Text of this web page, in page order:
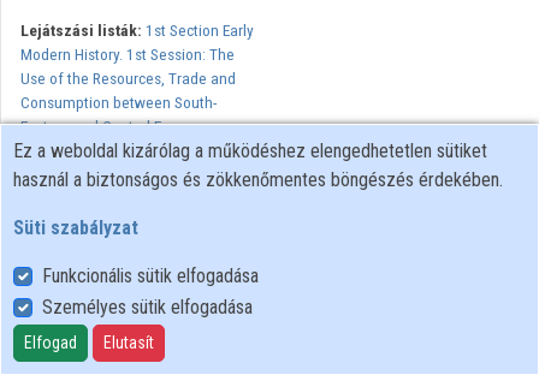
Lejátszási listák: 1st Section Early
Modern History. 1st Session: The
Use of the Resources, Trade and
Consumption between South-
Eastern and Central Europe
Economy and society in Central and Eastern Europe: Territory,
Conference. Alba Iulia, 25th-27th April 2013. Organised by Daniel
Minden jog fenntartva.
Ez a weboldal kizárólag a működéshez elengedhetetlen sütiket
használ a biztonságos és zökkenőmentes böngészés érdekében.
Süti szabályzat
Funkcionális sütik elfogadása
Személyes sütik elfogadása
Elfogad Elutasít